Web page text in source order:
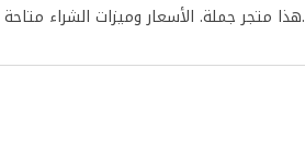
هذا متجر جملة. الأسعار وميزات الشراء.